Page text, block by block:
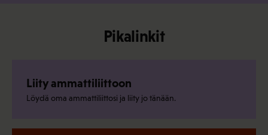
Pikalinkit
Liity ammattiliittoon
Löydä oma ammattiliittosi ja liity jo tänään.